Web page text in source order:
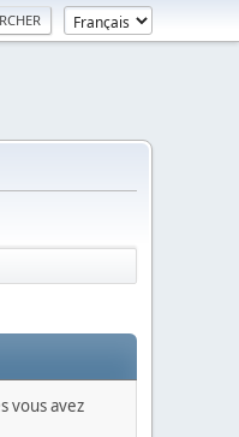
vous avez